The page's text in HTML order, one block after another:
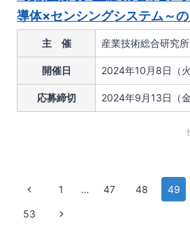
導体×センシングシステム～
主 催 産業技術総合研究所
開催日 2024年10月8日（火
応募締切 2024年9月13日（金
ペ
ー
前
の
1 … 47 48 49
53
次